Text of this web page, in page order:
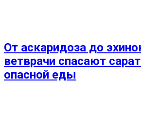
От аскаридоза до
ветврачи спасают
опасной еды